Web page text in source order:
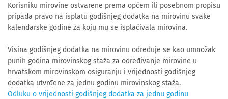
Korisniku mirovine ostvarene prema općem ili posebnom propisu
pripada pravo na isplatu godišnjeg dodatka na mirovinu svake
kalendarske godine za koju mu se isplaćivala mirovina.
Visina godišnjeg dodatka na mirovinu određuje se kao umnožak
punih godina mirovinskog staža za određivanje mirovine u
hrvatskom mirovinskom osiguranju i vrijednosti godišnjeg
dodatka utvrđene za jednu godinu mirovinskog staža.
Odluku o vrijednosti godišnjeg dodatka za jednu godinu